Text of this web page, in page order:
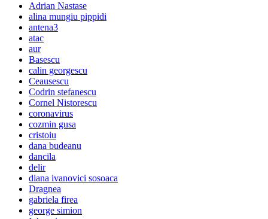
Adrian Nastase
alina mungiu pippidi
antena3
atac
aur
Basescu
calin georgescu
Ceausescu
Codrin stefanescu
Cornel Nistorescu
coronavirus
cozmin gusa
cristoiu
dana budeanu
dancila
delir
diana ivanovici sosoaca
Dragnea
gabriela firea
george simion